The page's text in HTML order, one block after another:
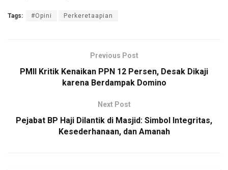
Tags: #Opini Perkeretaapian
Previous Post
PMII Kritik Kenaikan PPN 12 Persen, Desak Dikaji
karena Berdampak Domino
Next Post
Pejabat BP Haji Dilantik di Masjid: Simbol Integritas,
Kesederhanaan, dan Amanah